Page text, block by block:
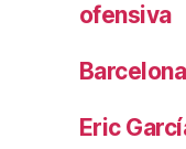
ofensiva
Eric